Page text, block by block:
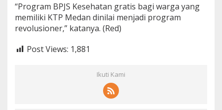
“Program BPJS Kesehatan gratis bagi warga yang
memiliki KTP Medan dinilai menjadi program
revolusioner,” katanya. (Red)
Post Views: 1,881
Ikuti Kami